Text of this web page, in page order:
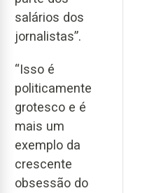
salários dos
jornalistas”.
“Isso é
politicamente
grotesco e é
mais um
exemplo da
crescente
obsessão do